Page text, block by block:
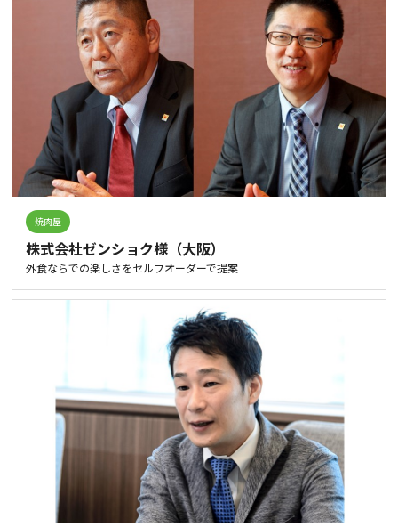
焼肉屋
株式会社ゼンショク様（大阪）
外食ならでの楽しさをセルフオーダーで提案